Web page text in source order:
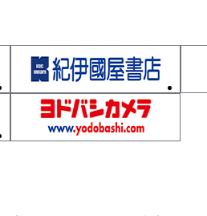
の保護－
－保護協調－
－電圧調整①－
圧調整②－
て－まずは順送式故障区間検出方
スマートグリッドへ－
きる－配電総合自動化②－